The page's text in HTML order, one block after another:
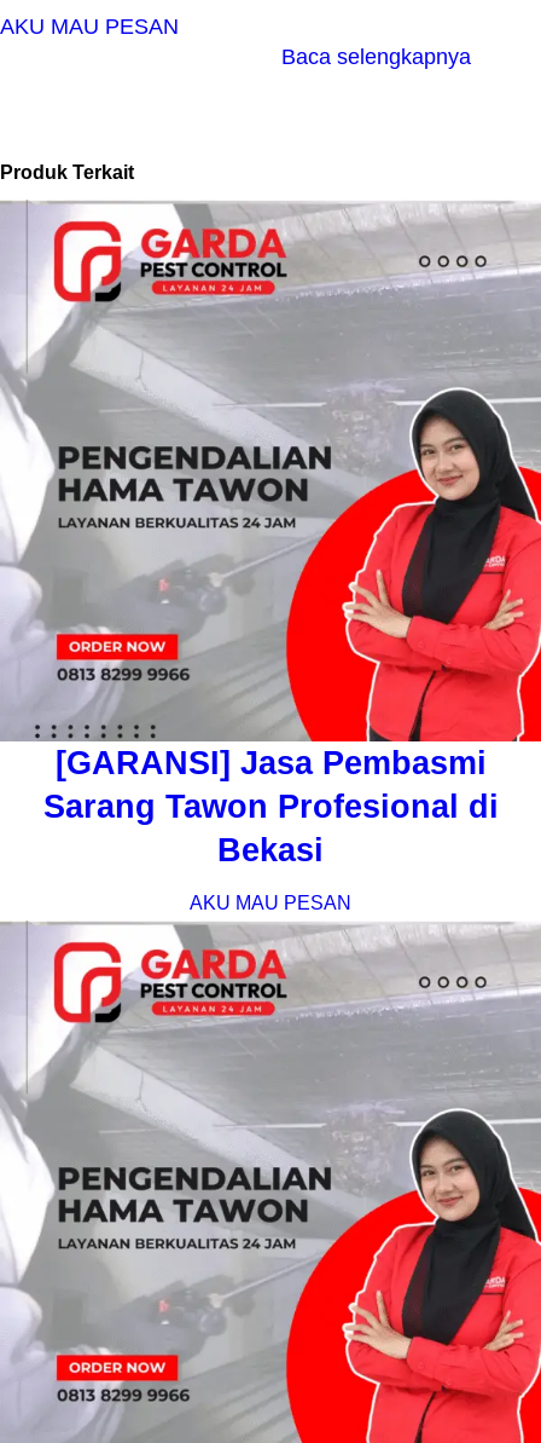
AKU MAU PESAN
Baca selengkapnya
Produk Terkait
[GARANSI] Jasa Pembasmi
Sarang Tawon Profesional di
Bekasi
AKU MAU PESAN